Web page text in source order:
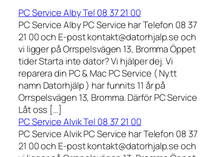
PC Service Alby Tel 08 37 21 00
PC Service Alby PC Service har Telefon 08 37
21 00 och E-post kontakt@datorhjalp.se och
vi ligger på Orrspelsvägen 13, Bromma Öppet
tider Starta inte dator? Vi hjälper dej. Vi
reparera din PC & Mac PC Service ( Nytt
namn Datorhjälp ) har funnits 11 år på
Orrspelsvägen 13, Bromma. Därför PC Service
Låt oss […]
PC Service Alvik Tel 08 37 21 00
PC Service Alvik PC Service har Telefon 08 37
21 00 och E-post kontakt@datorhjalp.se och